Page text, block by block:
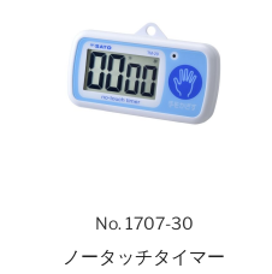
No. 1707-30
ノータッチタイマー